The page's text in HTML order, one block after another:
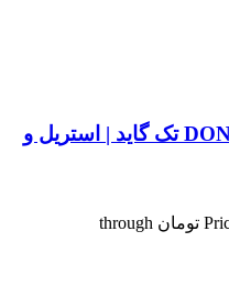
سوزن طب سوزنی DONG BANG تک گاید | استریل و
Price range: ۰ تومان through